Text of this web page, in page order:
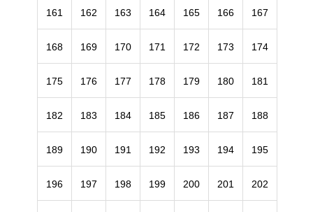
161 162 163 164 165 166 167
168 169 170 171 172 173 174
175 176 177 178 179 180 181
182 183 184 185 186 187 188
189 190 191 192 193 194 195
196 197 198 199 200 201 202